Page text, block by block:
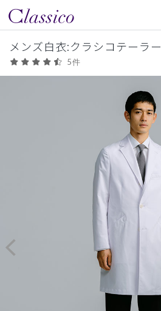
メンズ白衣:クラシコテーラー
5件